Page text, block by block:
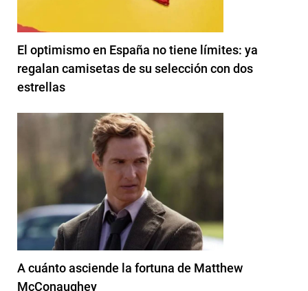
El optimismo en España no tiene límites: ya
regalan camisetas de su selección con dos
estrellas
A cuánto asciende la fortuna de Matthew
McConaughey